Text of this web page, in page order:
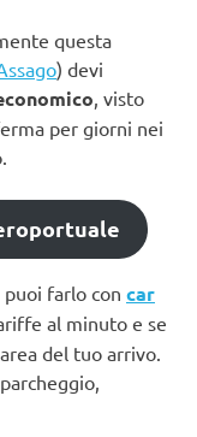
questa
) devi
, visto
per giorni nei
farlo con car
al minuto e se
del tuo arrivo.